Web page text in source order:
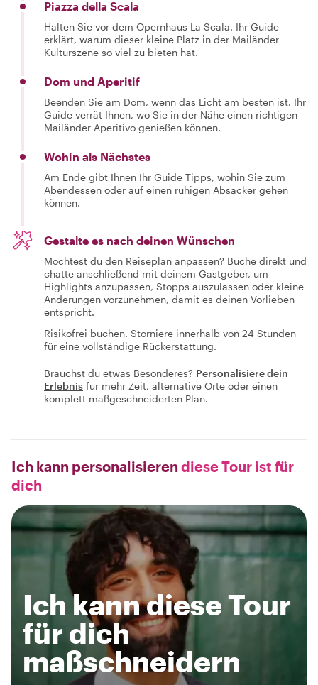
Piazza della Scala
Halten Sie vor dem Opernhaus La Scala. Ihr Guide
erklärt, warum dieser kleine Platz in der Mailänder
Kulturszene so viel zu bieten hat.
Dom und Aperitif
Beenden Sie am Dom, wenn das Licht am besten ist. Ihr
Guide verrät Ihnen, wo Sie in der Nähe einen richtigen
Mailänder Aperitivo genießen können.
Wohin als Nächstes
Am Ende gibt Ihnen Ihr Guide Tipps, wohin Sie zum
Abendessen oder auf einen ruhigen Absacker gehen
können.
Gestalte es nach deinen Wünschen
Möchtest du den Reiseplan anpassen? Buche direkt und
chatte anschließend mit deinem Gastgeber, um
Highlights anzupassen, Stopps auszulassen oder kleine
Änderungen vorzunehmen, damit es deinen Vorlieben
entspricht.
Risikofrei buchen. Storniere innerhalb von 24 Stunden
für eine vollständige Rückerstattung.
Brauchst du etwas Besonderes? Personalisiere dein
Erlebnis für mehr Zeit, alternative Orte oder einen
komplett maßgeschneiderten Plan.
Ich kann personalisieren diese Tour ist für
dich
Ich kann diese Tour
für dich
maßschneidern